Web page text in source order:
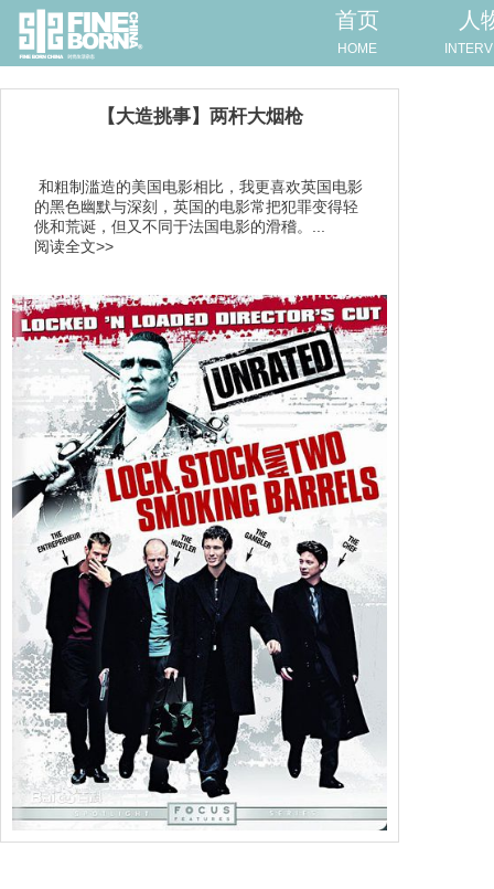
首页
HOME
人
【大造挑事】两杆大烟枪
​ ​和粗制滥造的美国电影相比，我更喜欢英国电影
的黑色幽默与深刻，英国的电影常把犯罪变得轻
佻和荒诞，但又不同于法国电影的滑稽。...
阅读全文>>